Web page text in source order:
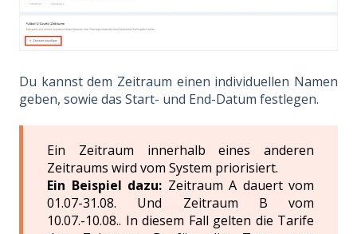
Du kannst dem Zeitraum einen individuellen Namen
geben, sowie das Start- und End-Datum festlegen.
Ein Zeitraum innerhalb eines anderen
Zeitraums wird vom System priorisiert.
Ein Beispiel dazu: Zeitraum A dauert vom
01.07-31.08. Und Zeitraum B vom
10.07.-10.08.. In diesem Fall gelten die Tarife